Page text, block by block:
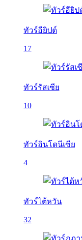
ทัวร์อียิปต์
17
ทัวร์รัสเซีย
10
ทัวร์อินโดนีเซีย
4
ทัวร์ไต้หวัน
32